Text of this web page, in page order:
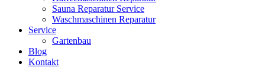
Sauna Reparatur Service
Waschmaschinen Reparatur
Service
Gartenbau
Blog
Kontakt